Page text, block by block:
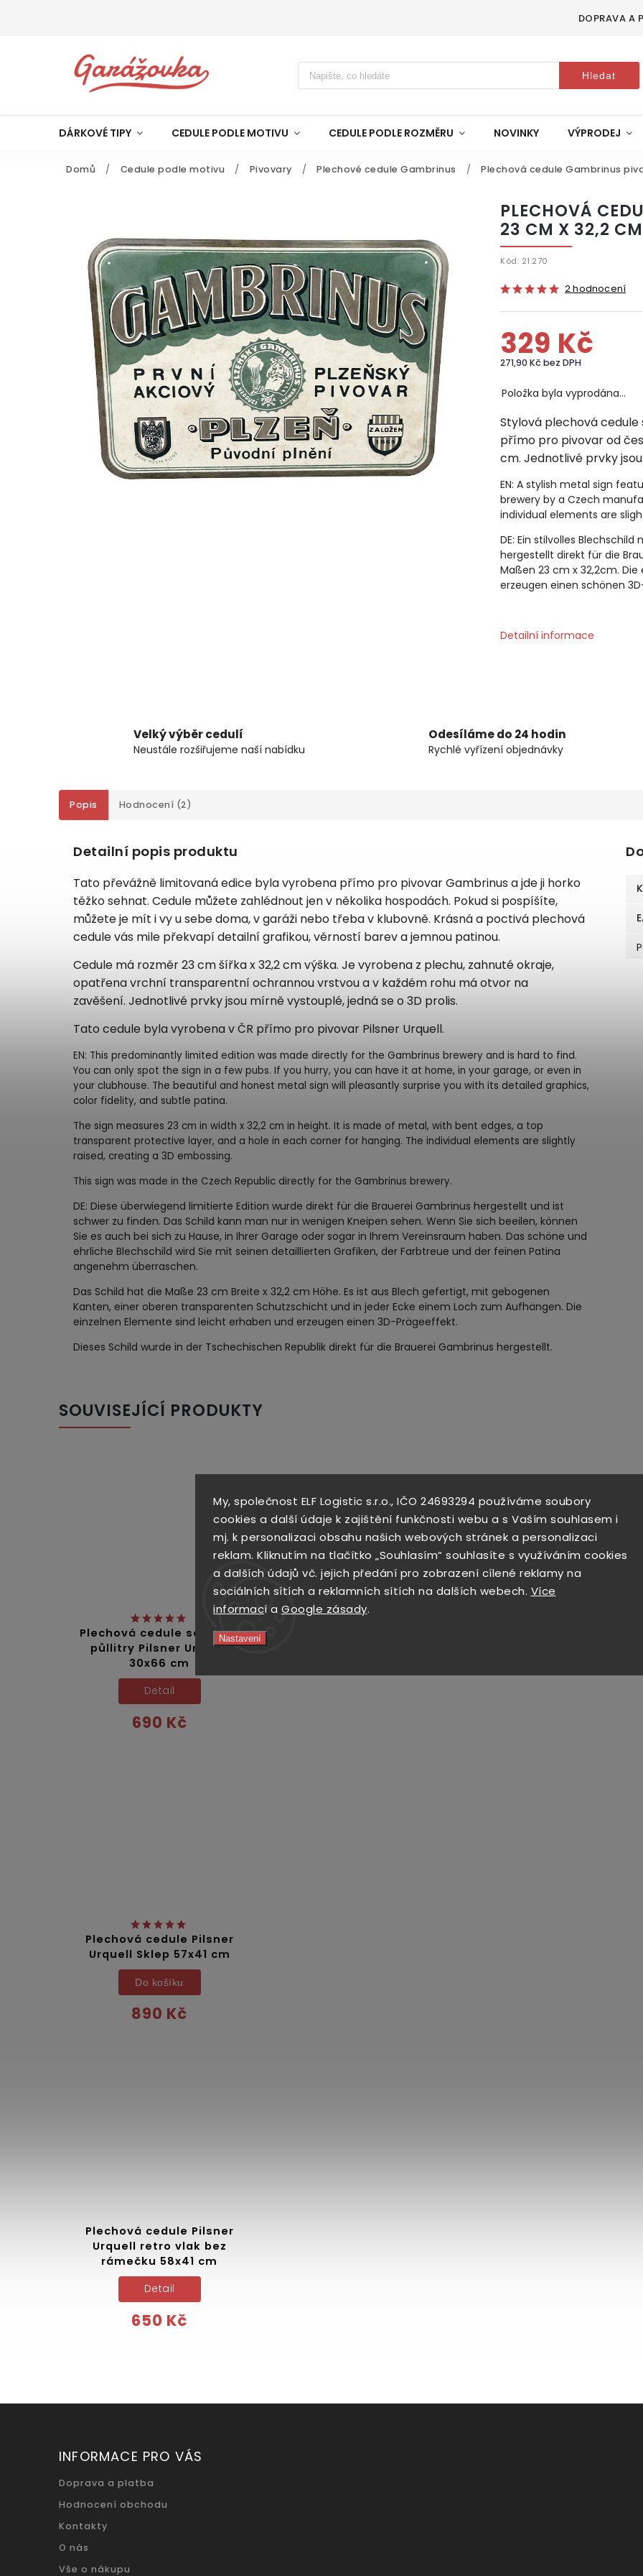
My, společnost ELF Logistic s.r.o., IČO 24693294 používáme soubory
cookies a další údaje k zajištění funkčnosti webu a s Vaším souhlasem i
mj. k personalizaci obsahu našich webových stránek a personalizaci
reklam. Kliknutím na tlačítko „Souhlasím“ souhlasíte s využíváním cookies
a dalších údajů vč. jejich předání pro zobrazení cílené reklamy na
sociálních sítích a reklamních sítích na dalších webech. Více
informací a Google zásady.
Nastavení
DOPRAVA A
Hledat
DÁRKOVÉ TIPY CEDULE PODLE MOTIVU CEDULE PODLE ROZMĚRU NOVINKY VÝPRODEJ
Domů / Cedule podle motivu / Pivovary / Plechové cedule Gambrinus / Plechová cedule Gambrinus
PLECHOVÁ
23 CM X 32,2 CM
Kód: 21.270
2 hodnocení
329 Kč
271,90 Kč bez DPH
Položka byla vyprodána…
Stylová plechová
přímo pro pivovar od
cm. Jednotlivé prvky
EN: A stylish metal sign
brewery by a Czech
individual elements are
DE: Ein stilvolles
hergestellt direkt für die
Maßen 23 cm x 32,2cm.
erzeugen einen schönen
Detailní informace
Velký výběr cedulí
Neustále rozšiřujeme naší nabídku
Odesíláme do 24 hodin
Rychlé vyřízení objednávky
Popis Hodnocení (2)
Detailní popis produktu
Tato převážně limitovaná edice byla vyrobena přímo pro pivovar Gambrinus a jde ji horko
těžko sehnat. Cedule můžete zahlédnout jen v několika hospodách. Pokud si pospíšíte,
můžete je mít i vy u sebe doma, v garáži nebo třeba v klubovně. Krásná a poctivá plechová
cedule vás mile překvapí detailní grafikou, věrností barev a jemnou patinou.
Cedule má rozměr 23 cm šířka x 32,2 cm výška. Je vyrobena z plechu, zahnuté okraje,
opatřena vrchní transparentní ochrannou vrstvou a v každém rohu má otvor na
zavěšení. Jednotlivé prvky jsou mírně vystouplé, jedná se o 3D prolis.
Tato cedule byla vyrobena v ČR přímo pro pivovar Pilsner Urquell.
EN: This predominantly limited edition was made directly for the Gambrinus brewery and is hard to find.
You can only spot the sign in a few pubs. If you hurry, you can have it at home, in your garage, or even in
your clubhouse. The beautiful and honest metal sign will pleasantly surprise you with its detailed graphics,
color fidelity, and subtle patina.
The sign measures 23 cm in width x 32,2 cm in height. It is made of metal, with bent edges, a top
transparent protective layer, and a hole in each corner for hanging. The individual elements are slightly
raised, creating a 3D embossing.
This sign was made in the Czech Republic directly for the Gambrinus brewery.
DE: Diese überwiegend limitierte Edition wurde direkt für die Brauerei Gambrinus hergestellt und ist
schwer zu finden. Das Schild kann man nur in wenigen Kneipen sehen. Wenn Sie sich beeilen, können
Sie es auch bei sich zu Hause, in Ihrer Garage oder sogar in Ihrem Vereinsraum haben. Das schöne und
ehrliche Blechschild wird Sie mit seinen detaillierten Grafiken, der Farbtreue und der feinen Patina
angenehm überraschen.
Das Schild hat die Maße 23 cm Breite x 32,2 cm Höhe. Es ist aus Blech gefertigt, mit gebogenen
Kanten, einer oberen transparenten Schutzschicht und in jeder Ecke einem Loch zum Aufhängen. Die
einzelnen Elemente sind leicht erhaben und erzeugen einen 3D-Prägeeffekt.
Dieses Schild wurde in der Tschechischen Republik direkt für die Brauerei Gambrinus hergestellt.
SOUVISEJÍCÍ PRODUKTY
Plechová cedule se třemi
půllitry Pilsner Urquell
30x66 cm
690 Kč
Detail
Plechová cedule Pilsner
Urquell Sklep 57x41 cm
890 Kč
Do košíku
Plechová cedule Pilsner
Urquell retro vlak bez
rámečku 58x41 cm
650 Kč
Detail
INFORMACE PRO VÁS
Doprava a platba
Hodnocení obchodu
Kontakty
O nás
Vše o nákupu